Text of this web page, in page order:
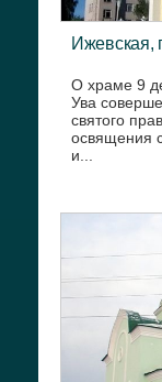
Ижевская,
О храме 9
Ува
святого
освящения
и...